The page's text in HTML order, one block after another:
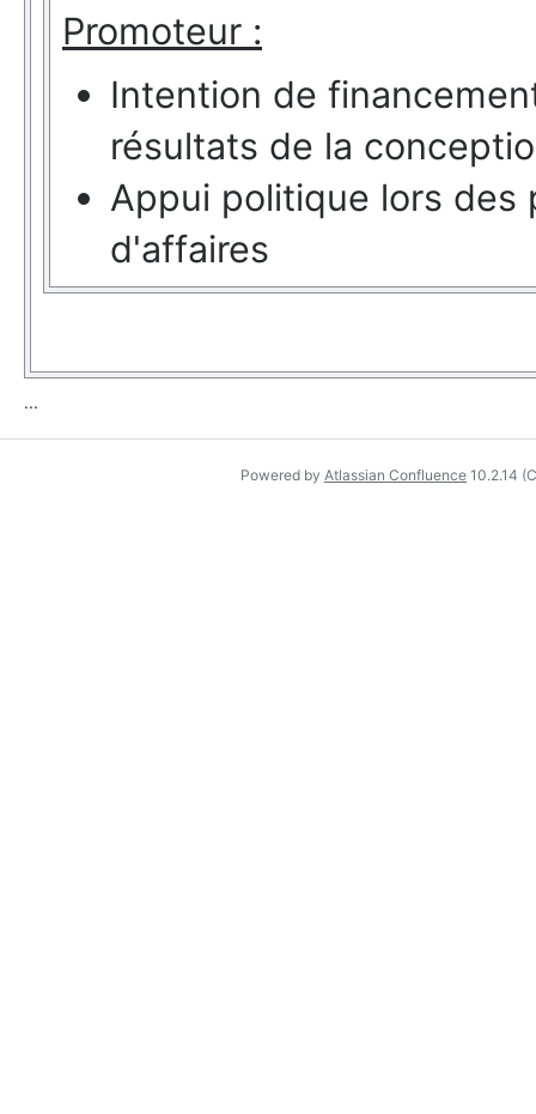
Promoteur :
Intention de
résultats de la
Appui politique lors des
d'affaires
...
Powered by Atlassian Confluence 10.2.14